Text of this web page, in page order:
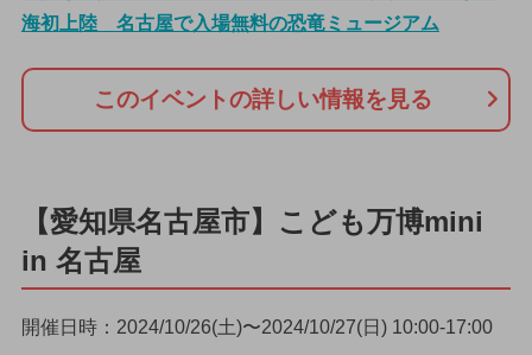
海初上陸 名古屋で入場無料の恐竜ミュージアム
このイベントの詳しい情報を見る
【愛知県名古屋市】こども万博mini
in 名古屋
開催日時：2024/10/26(土)〜2024/10/27(日) 10:00-17:00